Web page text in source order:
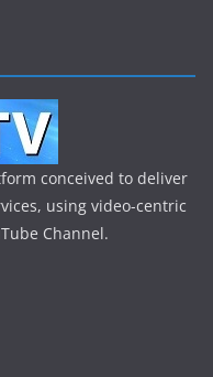
conceived to deliver
using video-centric
Channel.